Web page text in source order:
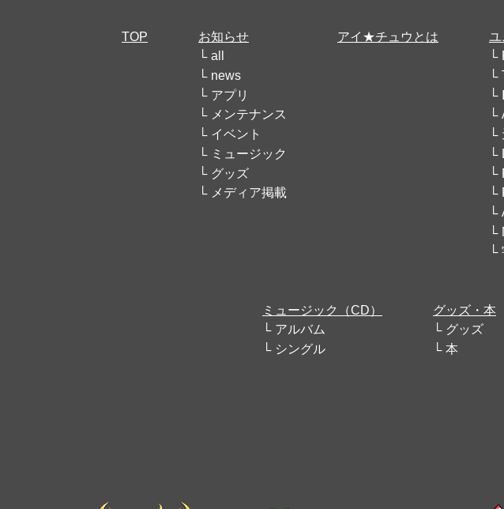
TOP
お知らせ
all
news
アプリ
メンテナンス
イベント
ミュージック
グッズ
メディア掲載
アイ★チュウとは
ユ
ミュージック（CD）
アルバム
シングル
グッズ・本
グッズ
本